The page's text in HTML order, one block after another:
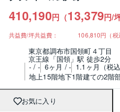
410,190円（13,379円/
共益費/坪共益費： 106,810円（税
東京都調布市国領町４丁目
京王線「国領」駅 徒歩2分
- / - 6ヶ月 / - 1.1ヶ月（税込
地上15階地下1階建ての2階
お気に入り